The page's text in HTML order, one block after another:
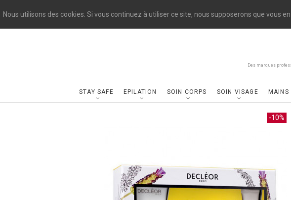
Nous utilisons des cookies. Si vous continuez à utiliser ce site, nous supposerons que vous
Des marques
STAY SAFE EPILATION SOIN CORPS SOIN VISAGE MAINS
-10%